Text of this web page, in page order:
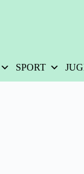
SPORT